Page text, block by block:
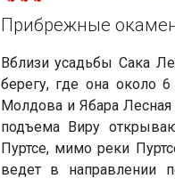
Прибрежные
Вблизи усадьбы Сака
берегу, где она около
Молдова и Ябара Лесная
подъема Виру
Пуртсе, мимо реки
ведет в направлении